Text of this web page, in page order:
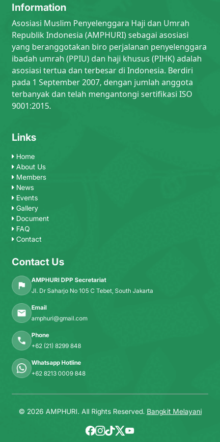
Information
Asosiasi Muslim Penyelenggara Haji dan Umrah
Republik Indonesia (AMPHURI) sebagai asosiasi
yang beranggotakan biro perjalanan penyelenggara
ibadah umrah (PPIU) dan haji khusus (PIHK) adalah
asosiasi tertua dan terbesar di Indonesia. Berdiri
pada 1 September 2007, dengan jumlah anggota
terbanyak dan telah mengantongi sertifikasi ISO
9001:2015.
Links
Home
About Us
Members
News
Events
Gallery
Document
FAQ
Contact
Contact Us
AMPHURI DPP Secretariat
Jl. Dr Saharjo No 105 C Tebet, South Jakarta
Email
amphuri@gmail.com
Phone
+62 (21) 8299 848
Whatsapp Hotline
+62 8213 0009 848
© 2026 AMPHURI. All Rights Reserved. Bangkit Melayani